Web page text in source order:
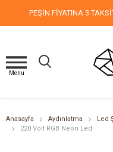
PEŞİN FİYATINA 3
Menu
Anasayfa Aydınlatma Led
220 Volt RGB Neon Led